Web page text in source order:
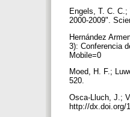
Engels, T. C.
2000-2009".
Hernández
3): Conferencia
Mobile=0
Moed, H. F.;
520.
Osca-Lluch, J.;
http://dx.doi.org/